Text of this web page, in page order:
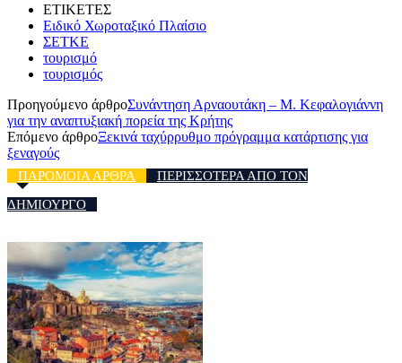
ΕΤΙΚΕΤΕΣ
Ειδικό Χωροταξικό Πλαίσιο
ΣΕΤΚΕ
τουρισμό
τουρισμός
Προηγούμενο άρθροΣυνάντηση Αρναουτάκη – Μ. Κεφαλογιάννη
για την αναπτυξιακή πορεία της Κρήτης
Επόμενο άρθροΞεκινά ταχύρρυθμο πρόγραμμα κατάρτισης για
ξεναγούς
ΠΑΡΟΜΟΙΑ ΑΡΘΡΑ
ΠΕΡΙΣΣΟΤΕΡΑ ΑΠΟ ΤΟΝ
ΔΗΜΙΟΥΡΓΟ